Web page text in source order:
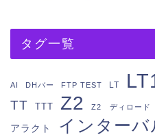
タグ一覧
AI DHバー FTP TEST LT
TT TTT Z2 Z2 ディロード
アラクト インターバ